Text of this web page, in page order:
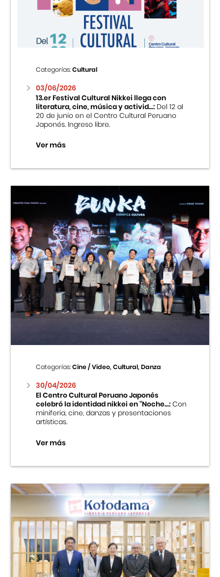
Centro Cultural Peruano Japonés
Cursos
Museo de la Inmigración Japonesa
Fondo Editorial
Teatro Peruano Japonés
Categorías:Cultural
03/06/2026
13.er Festival Cultural Nikkei llega con
literatura, cine, música y activid...:Del 12 al
20 de junio en el Centro Cultural Peruano
Japonés. Ingreso libre.
Ver más
Categorías:Cine / Video, Cultural, Danza
30/04/2026
El Centro Cultural Peruano Japonés
celebró la identidad nikkei en “Noche...:Con
miniferia, cine, danzas y presentaciones
artísticas.
Ver más